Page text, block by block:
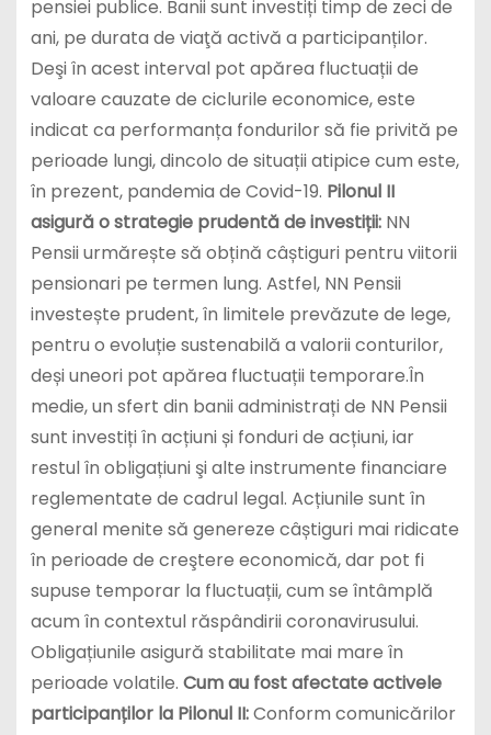
pensiei publice. Banii sunt investiți timp de zeci de
ani, pe durata de viaţă activă a participanților.
Deşi în acest interval pot apărea fluctuații de
valoare cauzate de ciclurile economice, este
indicat ca performanța fondurilor să fie privită pe
perioade lungi, dincolo de situații atipice cum este,
în prezent, pandemia de Covid-19. Pilonul II
asigură o strategie prudentă de investiții:NN
Pensii urmărește să obțină câștiguri pentru viitorii
pensionari pe termen lung. Astfel, NN Pensii
investește prudent, în limitele prevăzute de lege,
pentru o evoluție sustenabilă a valorii conturilor,
deși uneori pot apărea fluctuații temporare.În
medie, un sfert din banii administrați de NN Pensii
sunt investiți în acțiuni și fonduri de acțiuni, iar
restul în obligațiuni şi alte instrumente financiare
reglementate de cadrul legal. Acțiunile sunt în
general menite să genereze câștiguri mai ridicate
în perioade de creştere economică, dar pot fi
supuse temporar la fluctuații, cum se întâmplă
acum în contextul răspândirii coronavirusului.
Obligațiunile asigură stabilitate mai mare în
perioade volatile. Cum au fost afectate activele
participanților la Pilonul II:Conform comunicărilor